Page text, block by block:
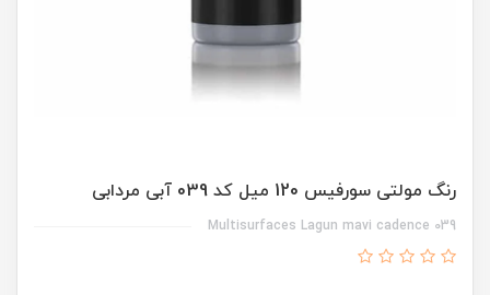
رنگ مولتی سورفیس 120 میل کد 039 آبی مردابی
Multisurfaces Lagun mavi cadence 039